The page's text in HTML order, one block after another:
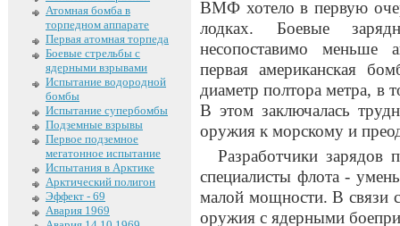
Атомная бомба в
торпедном аппарате
Первая атомная торпеда
Боевые стрельбы с
ядерными взрывами
Испытание водородной
бомбы
Испытание супербомбы
Подземные взрывы
Первое подземное
мегатонное испытание
Испытания в Арктике
Арктический полигон
Эффект - 69
Авария 1969
ВМФ хотело в первую
лодках. Боевые
несопоставимо меньше
первая американская
диаметр полтора метра, в
В этом заключалась
оружия к морскому и
Разработчики зарядов
специалисты флота -
малой мощности. В связи
оружия с ядерными